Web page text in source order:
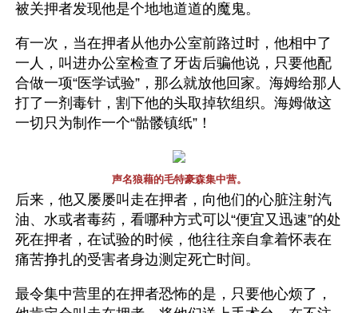
被关押者发现他是个地地道道的魔鬼。
有一次，当在押者从他办公室前路过时，他相中了
一人，叫进办公室检查了牙齿后骗他说，只要他配
合做一项“医学试验”，那么就放他回家。海姆给那人
打了一剂毒针，割下他的头取掉软组织。海姆做这
一切只为制作一个“骷髅镇纸”！
声名狼藉的毛特豪森集中营。
后来，他又屡屡叫走在押者，向他们的心脏注射汽
油、水或者毒药，看哪种方式可以“便宜又迅速”的处
死在押者，在试验的时候，他往往亲自拿着怀表在
痛苦挣扎的受害者身边测定死亡时间。
最令集中营里的在押者恐怖的是，只要他心烦了，